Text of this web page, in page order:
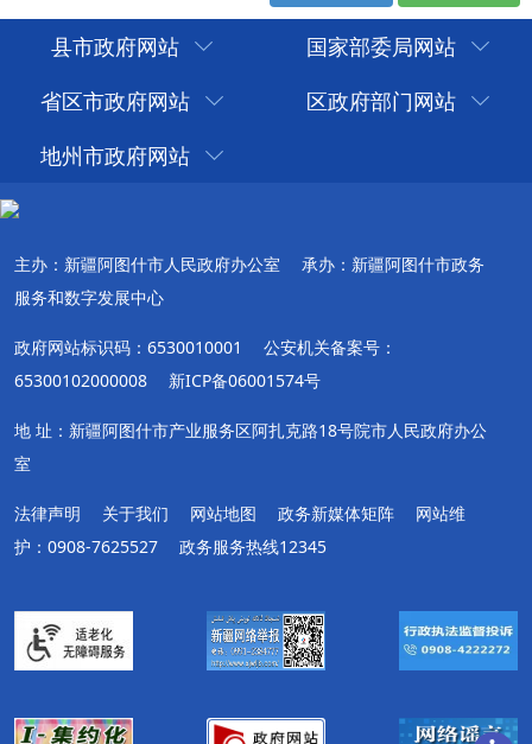
县市政府网站
国家部委局网站
省区市政府网站
区政府部门网站
地州市政府网站
主办：新疆阿图什市人民政府办公室
承办：新疆阿图什市政务
服务和数字发展中心
政府网站标识码：6530010001
公安机关备案号：
65300102000008
新ICP备06001574号
地 址：新疆阿图什市产业服务区阿扎克路18号院市人民政府办公
室
法律声明 关于我们 网站地图 政务新媒体矩阵
网站维
护：0908-7625527
政务服务热线12345